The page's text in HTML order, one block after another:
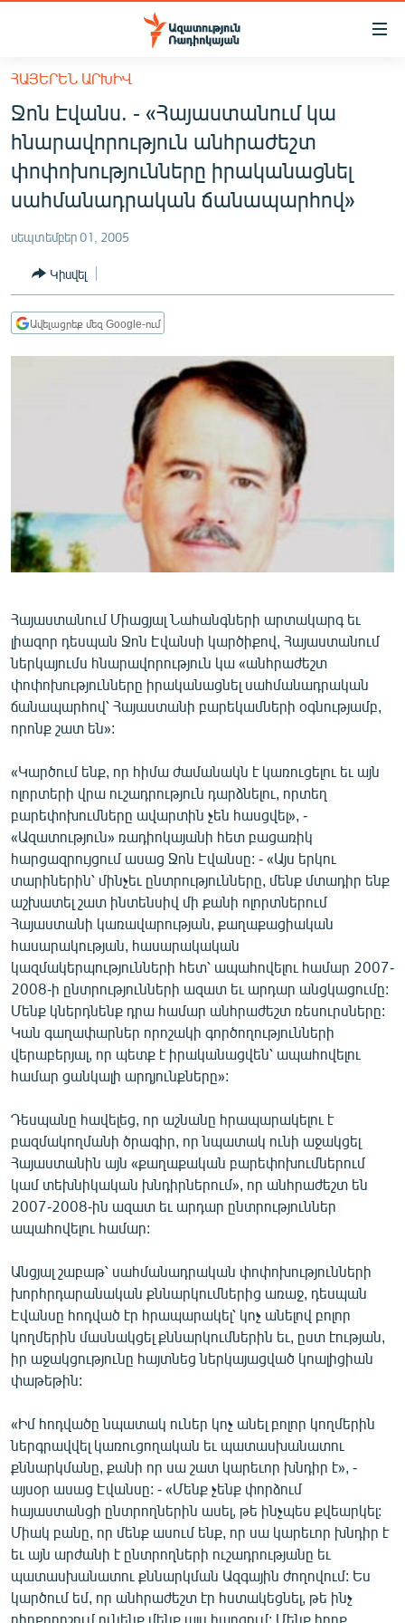
Մատչելիության
հիմնական
բովանդակությանը
Անցնել
հիմնական
մենյուին
Որոնում
ՀԱՅԱՍՏԱՆ
ՔԱՂԱՔԱԿԱՆ
ԸՆՏՐՈՒԹՅՈՒՆՆԵՐ 2026
ՏՆՏԵՍՈՒԹՅՈՒՆ
ՂԱՐԱԲԱՂ
ՊԱՏԵՐԱԶՄԻ 6 ՇԱԲԱԹՆԵՐԸ
ՄԵԿՆԱԲԱՆՈՒԹՅՈՒՆ
ՏՏ ԵՒ ԻՆՏԵՐՆԵՏ
ԱՐԽԻՎ
ՏԵՍԱՆՅՈՒԹԵՐ
ԲԱՆԱՎԵՃ
ՁԳՏԵԼՈՎ ԼԱՎԱԳՈՒՅՆԻՆ
Հայերեն
English
Русский
ՀԵՏԵՎԵՔ ՄԵԶ
«Ազատության» բոլոր կայքերը
ՀԱՅԵՐԵՆ ԱՐԽԻՎ
Ջոն Էվանս. - «Հայաստանում կա
հնարավորություն անհրաժեշտ
փոփոխությունները իրականացնել
սահմանադրական ճանապարհով»
սեպտեմբեր 01, 2005
Կիսվել
Ավելացրեք մեզ Google-ում
Հայաստանում Միացյալ Նահանգների արտակարգ եւ
լիազոր դեսպան Ջոն Էվանսի կարծիքով, Հայաստանում
ներկայումս հնարավորություն կա «անհրաժեշտ
փոփոխությունները իրականացնել սահմանադրական
ճանապարհով՝ Հայաստանի բարեկամների օգնությամբ,
որոնք շատ են»:
«Կարծում ենք, որ հիմա ժամանակն է կառուցելու եւ այն
ոլորտերի վրա ուշադրություն դարձնելու, որտեղ
բարեփոխումները ավարտին չեն հասցվել», -
«Ազատություն» ռադիոկայանի հետ բացառիկ
հարցազրույցում ասաց Ջոն Էվանսը: - «Այս երկու
տարիներին՝ մինչեւ ընտրությունները, մենք մտադիր ենք
աշխատել շատ ինտենսիվ մի քանի ոլորտներում
Հայաստանի կառավարության, քաղաքացիական
հասարակության, հասարակական
կազմակերպությունների հետ՝ ապահովելու համար 2007-
2008-ի ընտրությունների ազատ եւ արդար անցկացումը:
Մենք կներդնենք դրա համար անհրաժեշտ ռեսուրսները:
Կան գաղափարներ որոշակի գործողությունների
վերաբերյալ, որ պետք է իրականացվեն՝ ապահովելու
համար ցանկալի արդյունքները»:
Դեսպանը հավելեց, որ աշնանը հրապարակելու է
բազմակողմանի ծրագիր, որ նպատակ ունի աջակցել
Հայաստանին այն «քաղաքական բարեփոխումներում
կամ տեխնիկական խնդիրներում», որ անհրաժեշտ են
2007-2008-ին ազատ եւ արդար ընտրություններ
ապահովելու համար:
Անցյալ շաբաթ՝ սահմանադրական փոփոխությունների
խորհրդարանական քննարկումներից առաջ, դեսպան
Էվանսը հոդված էր հրապարակել՝ կոչ անելով բոլոր
կողմերին մասնակցել քննարկումներին եւ, ըստ էության,
իր աջակցությունը հայտնեց ներկայացված կոալիցիան
փաթեթին:
«Իմ հոդվածը նպատակ ուներ կոչ անել բոլոր կողմերին
ներգրավվել կառուցողական եւ պատասխանատու
քննարկմանը, քանի որ սա շատ կարեւոր խնդիր է», -
այսօր ասաց Էվանսը: - «Մենք չենք փորձում
հայաստանցի ընտրողներին ասել, թե ինչպես քվեարկել:
Միակ բանը, որ մենք ասում ենք, որ սա կարեւոր խնդիր է
եւ այն արժանի է ընտրողների ուշադրությանը եւ
պատասխանատու քննարկման Ազգային ժողովում: Ես
կարծում եմ, որ անհրաժեշտ էր հստակեցնել, թե ինչ
դիրքորոշում ունենք մենք այս հարցում: Մենք իրոք